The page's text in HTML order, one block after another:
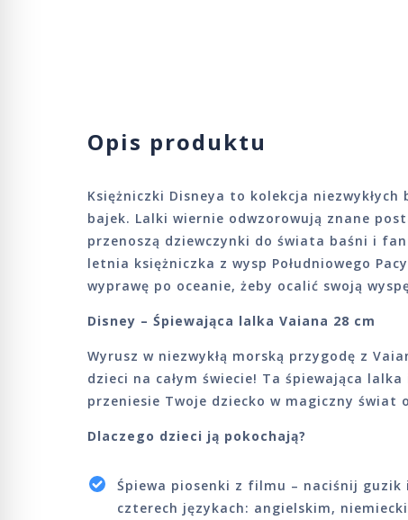
Opis produktu
Księżniczki Disneya to kolekcja
bajek. Lalki wiernie odwzorowują znane
przenoszą dziewczynki do świata baśni i
letnia księżniczka z wysp Południowego
wyprawę po oceanie, żeby ocalić swoją
Disney – Śpiewająca lalka Vaiana 28 cm
Wyrusz w niezwykłą morską przygodę z
dzieci na całym świecie! Ta śpiewająca
przeniesie Twoje dziecko w magiczny świat
Dlaczego dzieci ją pokochają?
Śpiewa piosenki z filmu – naciśnij guzik
czterech językach: angielskim,